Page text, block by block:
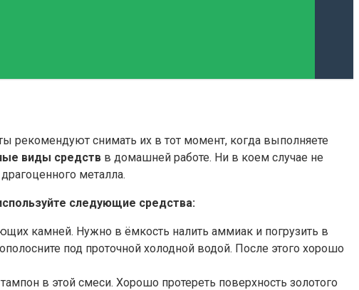
рекомендуют снимать их в тот момент, когда выполняете
виды средств в домашней работе. Ни в коем случае не
металла.
следующие средства:
камней. Нужно в ёмкость налить аммиак и погрузить в
под проточной холодной водой. После этого хорошо
в этой смеси. Хорошо протереть поверхность золотого